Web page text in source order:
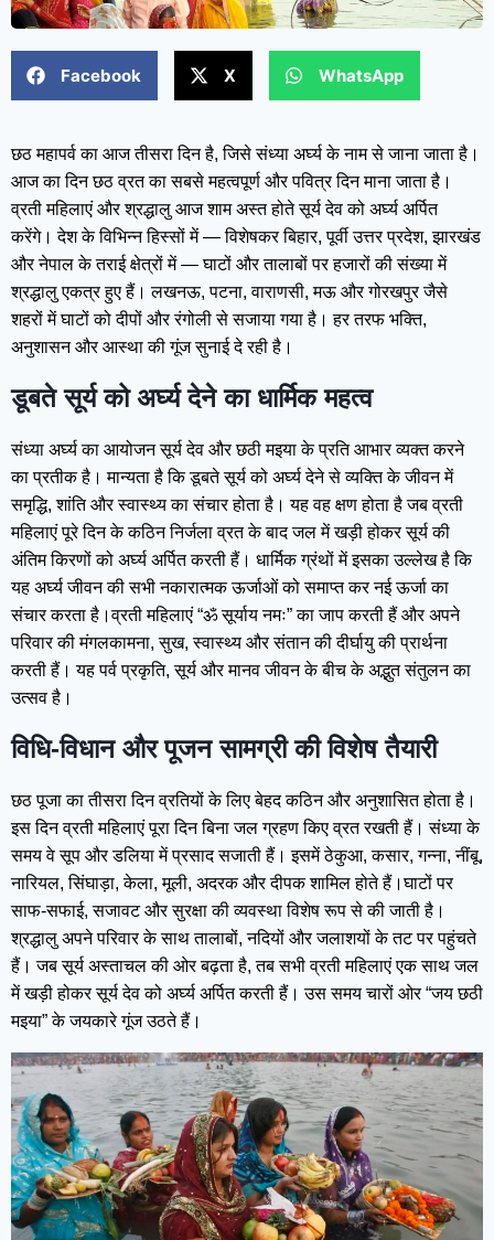
Facebook X WhatsApp
छठ महापर्व का आज तीसरा दिन है, जिसे संध्या अर्घ्य के नाम से जाना जाता है।
आज का दिन छठ व्रत का सबसे महत्वपूर्ण और पवित्र दिन माना जाता है।
व्रती महिलाएं और श्रद्धालु आज शाम अस्त होते सूर्य देव को अर्घ्य अर्पित
करेंगे। देश के विभिन्न हिस्सों में — विशेषकर बिहार, पूर्वी उत्तर प्रदेश, झारखंड
और नेपाल के तराई क्षेत्रों में — घाटों और तालाबों पर हजारों की संख्या में
श्रद्धालु एकत्र हुए हैं। लखनऊ, पटना, वाराणसी, मऊ और गोरखपुर जैसे
शहरों में घाटों को दीपों और रंगोली से सजाया गया है। हर तरफ भक्ति,
अनुशासन और आस्था की गूंज सुनाई दे रही है।
डूबते सूर्य को अर्घ्य देने का धार्मिक महत्व
संध्या अर्घ्य का आयोजन सूर्य देव और छठी मइया के प्रति आभार व्यक्त करने
का प्रतीक है। मान्यता है कि डूबते सूर्य को अर्घ्य देने से व्यक्ति के जीवन में
समृद्धि, शांति और स्वास्थ्य का संचार होता है। यह वह क्षण होता है जब व्रती
महिलाएं पूरे दिन के कठिन निर्जला व्रत के बाद जल में खड़ी होकर सूर्य की
अंतिम किरणों को अर्घ्य अर्पित करती हैं। धार्मिक ग्रंथों में इसका उल्लेख है कि
यह अर्घ्य जीवन की सभी नकारात्मक ऊर्जाओं को समाप्त कर नई ऊर्जा का
संचार करता है।व्रती महिलाएं “ॐ सूर्याय नमः” का जाप करती हैं और अपने
परिवार की मंगलकामना, सुख, स्वास्थ्य और संतान की दीर्घायु की प्रार्थना
करती हैं। यह पर्व प्रकृति, सूर्य और मानव जीवन के बीच के अद्भुत संतुलन का
उत्सव है।
विधि-विधान और पूजन सामग्री की विशेष तैयारी
छठ पूजा का तीसरा दिन व्रतियों के लिए बेहद कठिन और अनुशासित होता है।
इस दिन व्रती महिलाएं पूरा दिन बिना जल ग्रहण किए व्रत रखती हैं। संध्या के
समय वे सूप और डलिया में प्रसाद सजाती हैं। इसमें ठेकुआ, कसार, गन्ना, नींबू,
नारियल, सिंघाड़ा, केला, मूली, अदरक और दीपक शामिल होते हैं।घाटों पर
साफ-सफाई, सजावट और सुरक्षा की व्यवस्था विशेष रूप से की जाती है।
श्रद्धालु अपने परिवार के साथ तालाबों, नदियों और जलाशयों के तट पर पहुंचते
हैं। जब सूर्य अस्ताचल की ओर बढ़ता है, तब सभी व्रती महिलाएं एक साथ जल
में खड़ी होकर सूर्य देव को अर्घ्य अर्पित करती हैं। उस समय चारों ओर “जय छठी
मइया” के जयकारे गूंज उठते हैं।